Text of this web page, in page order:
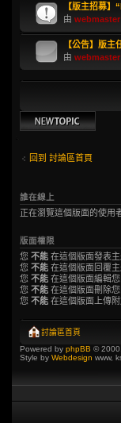
【版主招募
由 webmaster
【公告】版主
由 webmaster
發表新主題
回到 討論區首頁
誰在線上
正在瀏覽這個版面的使用
版面權限
您 不能 在這個版面發表主
您 不能 在這個版面回覆主
您 不能 在這個版面編輯
您 不能 在這個版面刪除
您 不能 在這個版面上傳
討論區首頁
Powered by phpBB ©
Style by Webdesign www,